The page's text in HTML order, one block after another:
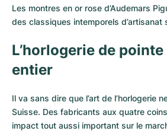
Les montres en or rose d’Audemars
des classiques intemporels d’artisanat
L’horlogerie de
entier
Il va sans dire que l’art de l’horlogerie
Suisse. Des fabricants aux quatre
impact tout aussi important sur le